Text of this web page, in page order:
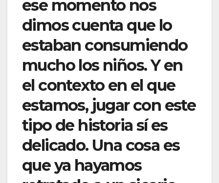
ese momento nos
dimos cuenta que lo
estaban consumiendo
mucho los niños. Y en
el contexto en el que
estamos, jugar con este
tipo de historia sí es
delicado. Una cosa es
que ya hayamos